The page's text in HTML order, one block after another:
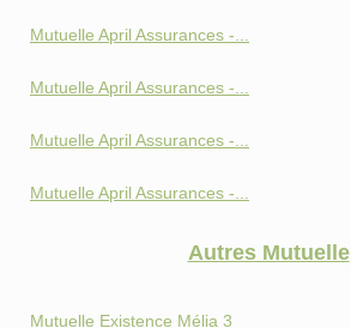
Mutuelle April Assurances -...
Mutuelle April Assurances -...
Mutuelle April Assurances -...
Mutuelle April Assurances -...
Autres Mutuelle
Mutuelle Existence Mélia 3